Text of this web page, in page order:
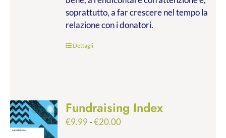
soprattutto, a far crescere nel tempo la
relazione con i donatori.
Dettagli
Fundraising Index
€9.99-€20.00Fascia